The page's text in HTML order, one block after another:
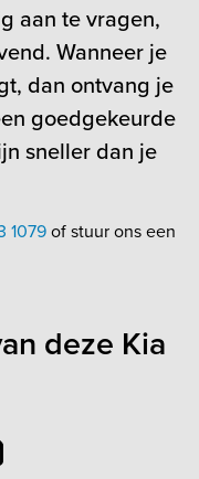
aan te vragen,
Wanneer je
dan ontvang je
goedgekeurde
sneller dan je
1079of stuur ons een
deze Kia